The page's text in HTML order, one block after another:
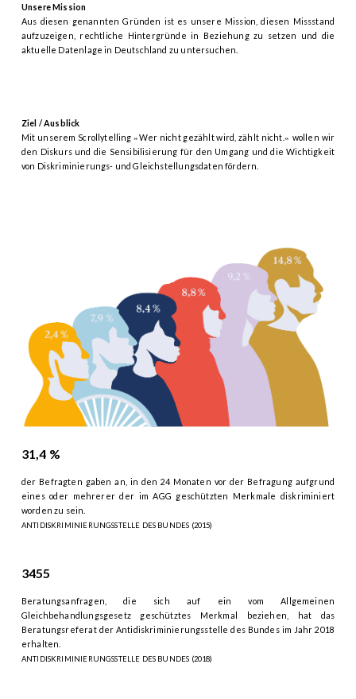
Unsere Mission
Aus diesen genannten Gründen ist es unsere Mission, diesen Missstand
aufzuzeigen, rechtliche Hintergründe in Beziehung zu setzen und die
aktuelle Datenlage in Deutschland zu untersuchen.
Ziel / Ausblick
Mit unserem Scrollytelling»Wer nicht gezählt wird, zählt nicht. « wollen wir
den Diskurs und die Sensibilisierung für den Umgang und die Wichtigkeit
von Diskriminierungs- und Gleichstellungsdaten fördern.
31,4 %
der Befragten gaben an, in den 24 Monaten vor der Befragung aufgrund
eines oder mehrerer der im AGG geschützten Merkmale diskriminiert
worden zu sein.
ANTIDISKRIMINIERUNGSSTELLE DES BUNDES (2015)
3455
Beratungsanfragen, die sich auf ein vom Allgemeinen
Gleichbehandlungsgesetz geschütztes Merkmal beziehen, hat das
Beratungsreferat der Antidiskriminierungsstelle des Bundes im Jahr 2018
erhalten.
ANTIDISKRIMINIERUNGSSTELLE DES BUNDES (2018)